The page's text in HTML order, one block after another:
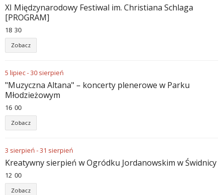
XI Międzynarodowy Festiwal im. Christiana Schlaga
[PROGRAM]
18 30
Zobacz
5 lipiec-30 sierpień
"Muzyczna Altana" – koncerty plenerowe w Parku
Młodzieżowym
16 00
Zobacz
3 sierpień -31 sierpień
Kreatywny sierpień w Ogródku Jordanowskim w Świdnicy
12 00
Zobacz